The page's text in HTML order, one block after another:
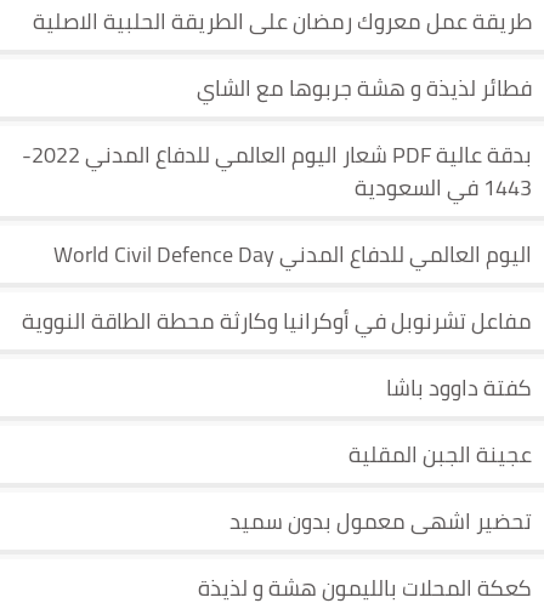
طريقة عمل معروك رمضان على الطريقة الحلبية الاصلية
فطائر لذيذة و هشة جربوها مع الشاي
بدقة عالية PDF شعار اليوم العالمي للدفاع المدني 2022-
1443 في السعودية
اليوم العالمي للدفاع المدني World Civil Defence Day
مفاعل تشرنوبل في أوكرانيا وكارثة محطة الطاقة النووية
كفتة داوود باشا
عجينة الجبن المقلية
تحضير اشهى معمول بدون سميد
كعكة المحلات بالليمون هشة و لذيذة